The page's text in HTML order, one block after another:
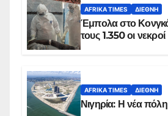
AFRIKA TIMES ΔΙΕΘΝΉ
Έμπολα στο
τους 1.350 οι νεκροί
AFRIKA TIMES ΔΙΕΘΝΉ
Νιγηρία: Η νέα